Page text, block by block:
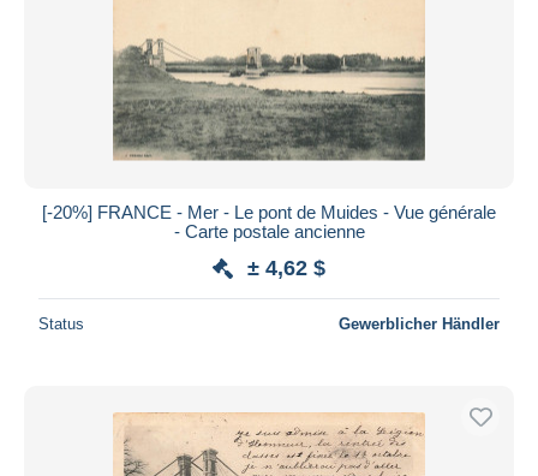
[-20%] FRANCE - Mer - Le pont de Muides - Vue générale
- Carte postale ancienne
± 4,62 $
Status Gewerblicher Händler